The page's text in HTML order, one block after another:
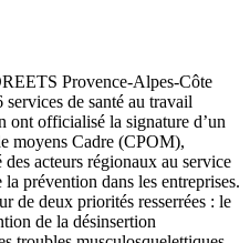
Provence-Alpes-Côte
de santé au travail
ont officialisé la signature d’un
moyens Cadre (CPOM),
acteurs régionaux au service
prévention dans les entreprises.
de deux priorités resserrées : le
de la désinsertion